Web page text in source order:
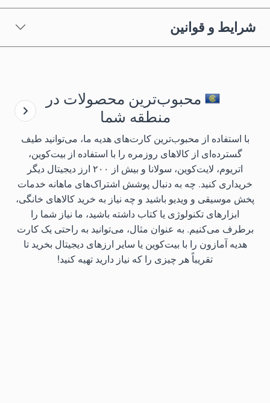
شرایط و قوانین
محبوب‌ترین محصولات در
منطقه شما
با استفاده از محبوب‌ترین کارت‌های هدیه ما، می‌توانید طیف
گسترده‌ای از کالاهای روزمره را با استفاده از بیت‌کوین،
اتریوم، لایت‌کوین، سولانا و بیش از ۲۰۰ ارز دیجیتال دیگر
خریداری کنید. چه به دنبال پوشش اشتراک‌های ماهانه خدمات
پخش موسیقی و ویدیو باشید و چه نیاز به خرید کالاهای خانگی،
ابزارهای تکنولوژی یا کتاب داشته باشید، ما نیاز شما را
برطرف می‌کنیم. به عنوان مثال، می‌توانید به راحتی یک کارت
هدیه آمازون را با بیت‌کوین یا سایر ارزهای دیجیتال بخرید تا
تقریباً هر چیزی را که نیاز دارید تهیه کنید!